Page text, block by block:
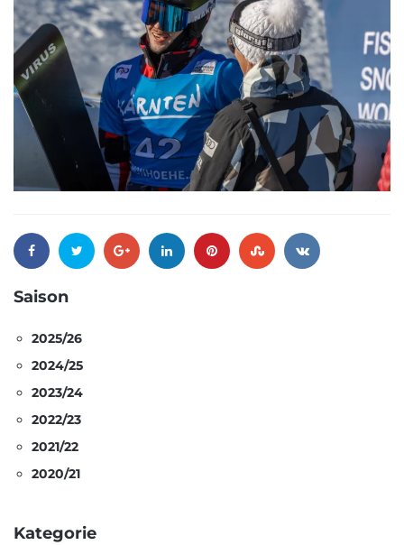
Saison
2025/26
2024/25
2023/24
2022/23
2021/22
2020/21
Kategorie